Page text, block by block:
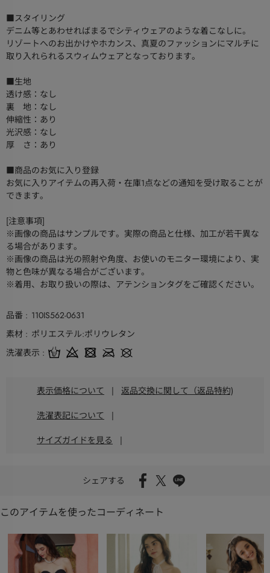
■スタイリング
デニム等とあわせればまるでシティウェアのような着こなしに。
リゾートへのお出かけやホカンス、真夏のファッションにマルチに
取り入れられるスウィムウェアとなっております。
■生地
透け感：なし
裏 地：なし
伸縮性：あり
光沢感：なし
厚 さ：あり
■商品のお気に入り登録
お気に入りアイテムの再入荷・在庫1点などの通知を受け取ることが
できます。
[注意事項]
※画像の商品はサンプルです。実際の商品と仕様、加工が若干異な
る場合があります。
※画像の商品は光の照射や角度、お使いのモニター環境により、実
物と色味が異なる場合がございます。
※着用、お取り扱いの際は、アテンションタグをご確認ください。
品番
110IS562-0631
素材
ポリエステル:ポリウレタン
洗濯表示
表示価格について | 返品交換に関して（返品特約)
洗濯表記について |
サイズガイドを見る |
シェアする
このアイテムを使ったコーディネート